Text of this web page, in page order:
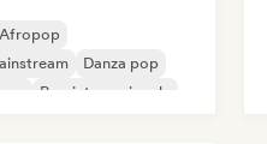
Danza pop
Pop internazionale